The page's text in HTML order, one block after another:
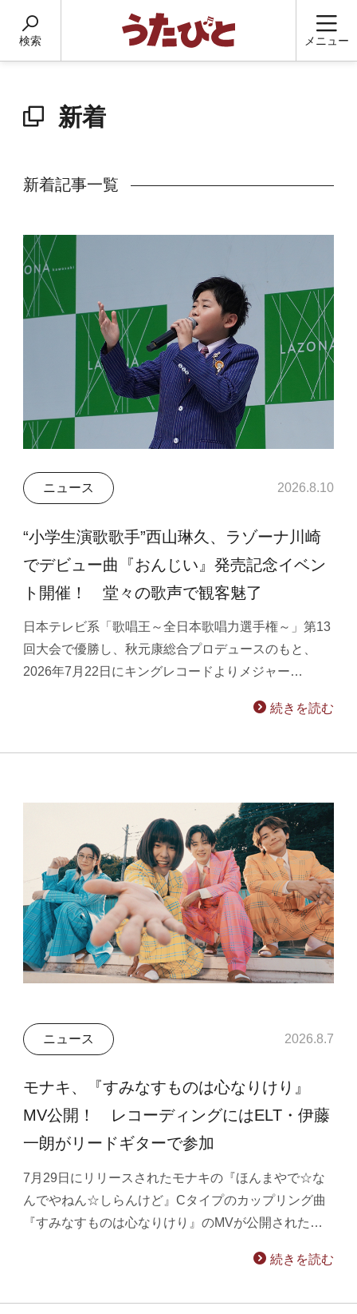
検索 メニュー
新着
新着記事一覧
ニュース 2026.8.10
“小学生演歌歌手”西山琳久、ラゾーナ川崎
でデビュー曲『おんじい』発売記念イベン
ト開催！ 堂々の歌声で観客魅了
日本テレビ系「歌唱王～全日本歌唱力選手権～」第13
回大会で優勝し、秋元康総合プロデュースのもと、
2026年7月22日にキングレコードよりメジャー…
続きを読む
ニュース 2026.8.7
モナキ、『すみなすものは心なりけり』
MV公開！ レコーディングにはELT・伊藤
一朗がリードギターで参加
7月29日にリリースされたモナキの『ほんまやで☆な
んでやねん☆しらんけど』Cタイプのカップリング曲
『すみなすものは心なりけり』のMVが公開された…
続きを読む